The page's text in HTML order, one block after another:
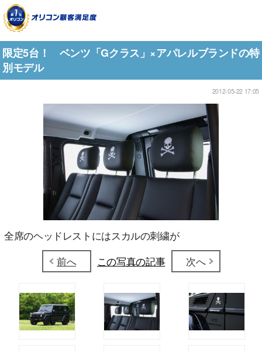
限定5台！ ベンツ「Gクラス」×アパレルブランドの特
別モデル
2012-05-22 17:05
全席のヘッドレストにはスカルの刺繍が
前へ
この写真の記事 次へ